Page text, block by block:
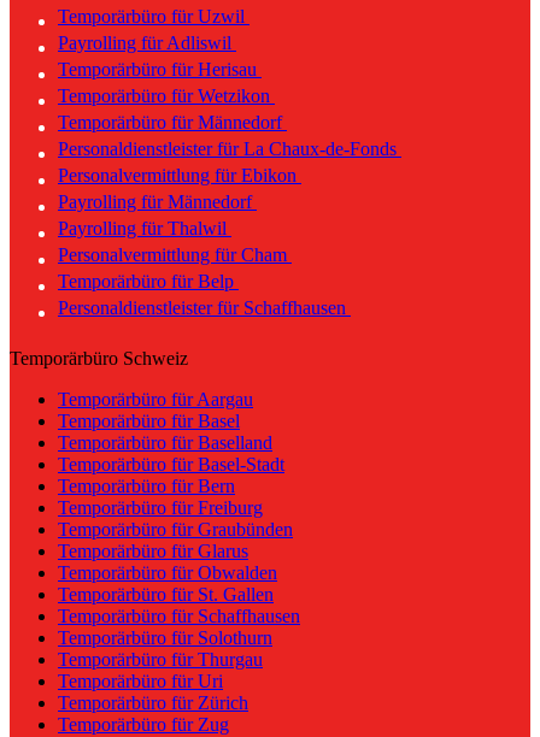
Temporärbüro für Uzwil
Payrolling für Adliswil
Temporärbüro für Herisau
Temporärbüro für Wetzikon
Temporärbüro für Männedorf
Personaldienstleister für La Chaux-de-Fonds
Personalvermittlung für Ebikon
Payrolling für Männedorf
Payrolling für Thalwil
Personalvermittlung für Cham
Temporärbüro für Belp
Personaldienstleister für Schaffhausen
Temporärbüro Schweiz
Temporärbüro für Aargau
Temporärbüro für Basel
Temporärbüro für Baselland
Temporärbüro für Basel-Stadt
Temporärbüro für Bern
Temporärbüro für Freiburg
Temporärbüro für Graubünden
Temporärbüro für Glarus
Temporärbüro für Obwalden
Temporärbüro für St. Gallen
Temporärbüro für Schaffhausen
Temporärbüro für Solothurn
Temporärbüro für Thurgau
Temporärbüro für Uri
Temporärbüro für Zürich
Temporärbüro für Zug